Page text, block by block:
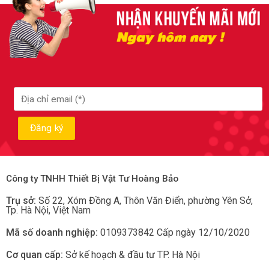
Công ty TNHH Thiết Bị Vật Tư Hoàng Bảo
Trụ sở: Số 22, Xóm Đồng A, Thôn Văn Điển, phường Yên Sở,
Tp. Hà Nội, Việt Nam
Mã số doanh nghiệp: 0109373842 Cấp ngày 12/10/2020
Cơ quan cấp: Sở kế hoạch & đầu tư TP. Hà Nội